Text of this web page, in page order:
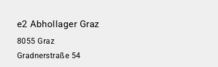
e2 Abhollager Graz
8055 Graz
Gradnerstraße 54